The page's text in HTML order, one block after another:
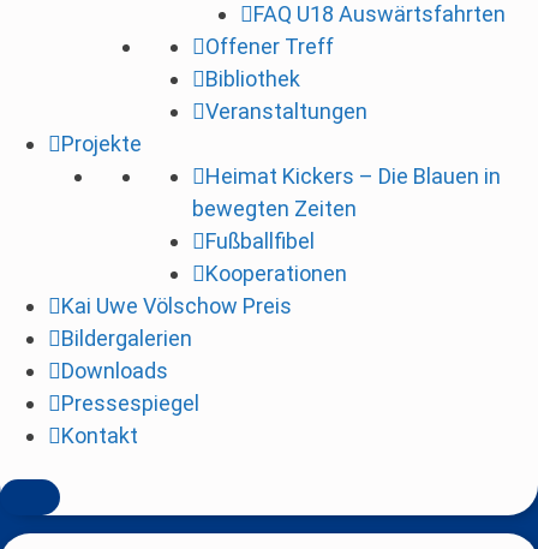
FAQ U18 Auswärtsfahrten
Offener Treff
Bibliothek
Veranstaltungen
Projekte
Heimat Kickers – Die Blauen in
bewegten Zeiten
Fußballfibel
Kooperationen
Kai Uwe Völschow Preis
Bildergalerien
Downloads
Pressespiegel
Kontakt